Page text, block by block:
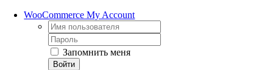
WooCommerce My Account
Username:
Password:
Запомнить меня